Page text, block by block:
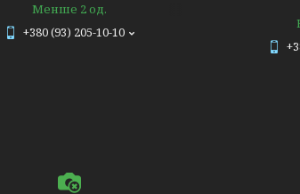
Менше 2 од.
+380 (93) 205-10-10